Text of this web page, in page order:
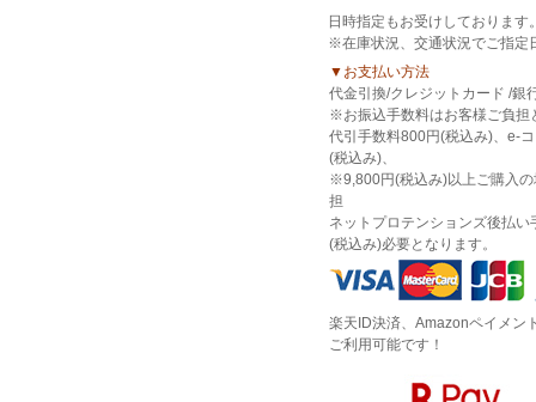
日時指定もお受けしております
※在庫状況、交通状況でご指定
▼お支払い方法
代金引換/クレジットカード /銀
※お振込手数料はお客様ご負担
代引手数料800円(税込み)、e-
(税込み)、
※9,800円(税込み)以上ご購入
担
ネットプロテンションズ後払い
(税込み)必要となります。
楽天ID決済、Amazonペイメン
ご利用可能です！